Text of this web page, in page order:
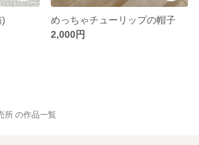
)
めっちゃチューリップの帽子
2,000円
所 の作品一覧